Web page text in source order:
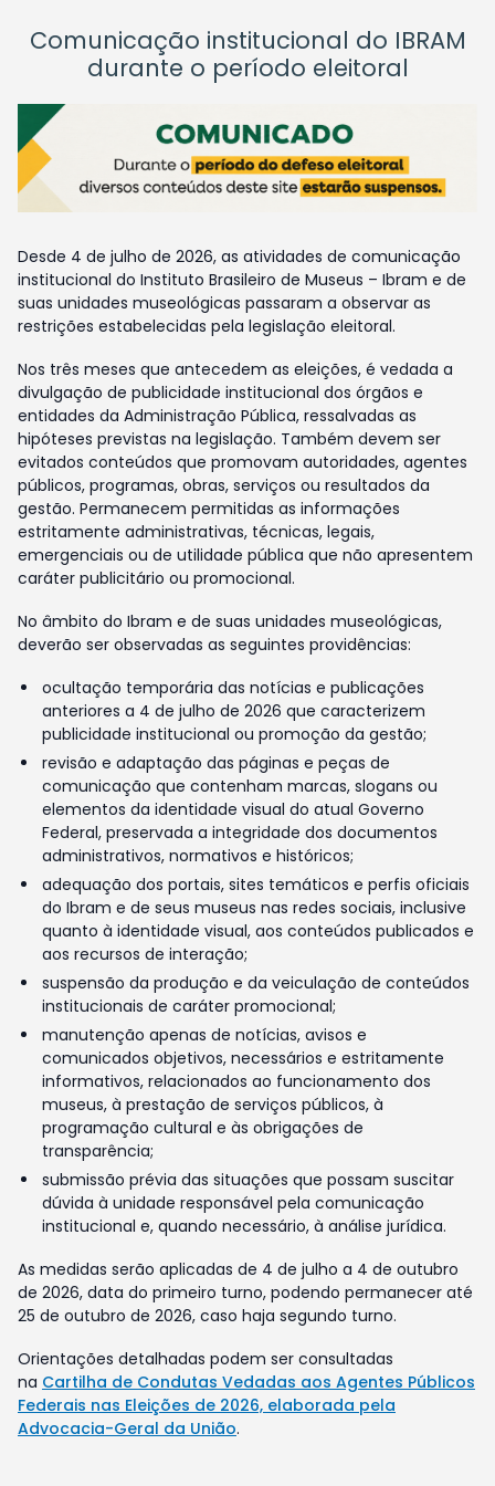
Comunicação institucional do IBRAM
durante o período eleitoral
Desde 4 de julho de 2026, as atividades de comunicação
institucional do Instituto Brasileiro de Museus – Ibram e de
suas unidades museológicas passaram a observar as
restrições estabelecidas pela legislação eleitoral.
Nos três meses que antecedem as eleições, é vedada a
divulgação de publicidade institucional dos órgãos e
entidades da Administração Pública, ressalvadas as
hipóteses previstas na legislação. Também devem ser
evitados conteúdos que promovam autoridades, agentes
públicos, programas, obras, serviços ou resultados da
gestão. Permanecem permitidas as informações
estritamente administrativas, técnicas, legais,
emergenciais ou de utilidade pública que não apresentem
caráter publicitário ou promocional.
No âmbito do Ibram e de suas unidades museológicas,
deverão ser observadas as seguintes providências:
ocultação temporária das notícias e publicações
anteriores a 4 de julho de 2026 que caracterizem
publicidade institucional ou promoção da gestão;
revisão e adaptação das páginas e peças de
comunicação que contenham marcas, slogans ou
elementos da identidade visual do atual Governo
Federal, preservada a integridade dos documentos
administrativos, normativos e históricos;
adequação dos portais, sites temáticos e perfis oficiais
do Ibram e de seus museus nas redes sociais, inclusive
quanto à identidade visual, aos conteúdos publicados e
aos recursos de interação;
suspensão da produção e da veiculação de conteúdos
institucionais de caráter promocional;
manutenção apenas de notícias, avisos e
comunicados objetivos, necessários e estritamente
informativos, relacionados ao funcionamento dos
museus, à prestação de serviços públicos, à
programação cultural e às obrigações de
transparência;
submissão prévia das situações que possam suscitar
dúvida à unidade responsável pela comunicação
institucional e, quando necessário, à análise jurídica.
As medidas serão aplicadas de 4 de julho a 4 de outubro
de 2026, data do primeiro turno, podendo permanecer até
25 de outubro de 2026, caso haja segundo turno.
Orientações detalhadas podem ser consultadas
na Cartilha de Condutas Vedadas aos Agentes Públicos
Federais nas Eleições de 2026, elaborada pela
Advocacia-Geral da União.